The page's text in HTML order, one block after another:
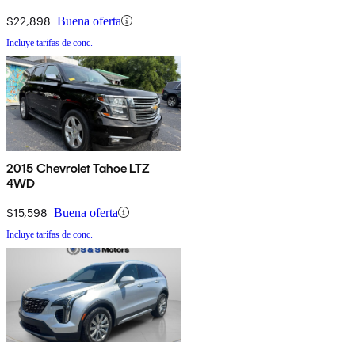
$22,898 Buena oferta
Incluye tarifas de conc.
2015 Chevrolet Tahoe LTZ
4WD
$15,598 Buena oferta
Incluye tarifas de conc.